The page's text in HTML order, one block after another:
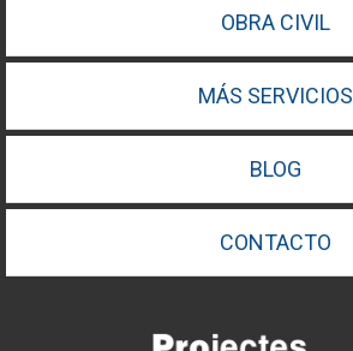
OBRA CIVIL
MÁS SERVICIOS
BLOG
CONTACTO